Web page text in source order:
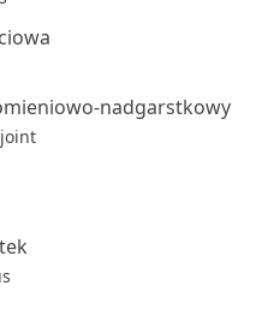
nadgarstkowy